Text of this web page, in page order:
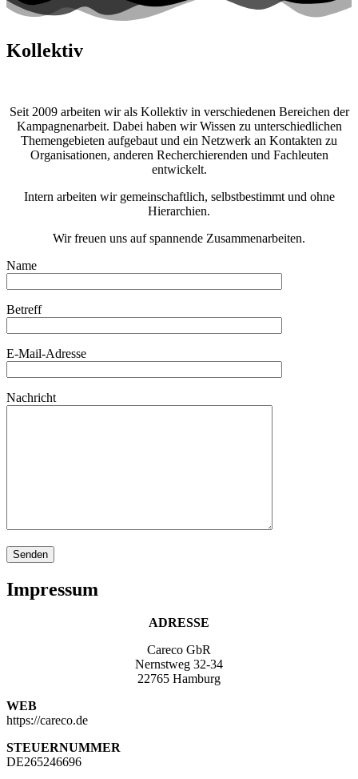
Kollektiv
Seit 2009 arbeiten wir als Kollektiv in verschiedenen Bereichen der
Kampagnenarbeit. Dabei haben wir Wissen zu unterschiedlichen
Themengebieten aufgebaut und ein Netzwerk an Kontakten zu
Organisationen, anderen Recherchierenden und Fachleuten
entwickelt.
Intern arbeiten wir gemeinschaftlich, selbstbestimmt und ohne
Hierarchien.
Wir freuen uns auf spannende Zusammenarbeiten.
Name
Betreff
Bitte lasse dieses Feld leer.
E-Mail-Adresse
Nachricht
Impressum
ADRESSE
Careco GbR
Nernstweg 32-34
22765 Hamburg
WEB
https://careco.de
STEUERNUMMER
DE265246696